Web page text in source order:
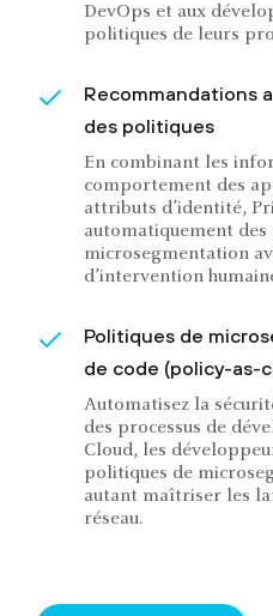
DevOps et aux
politiques de leurs
Recommandations
des politiques
En combinant les
comportement des
attributs d’identité,
automatiquement
microsegmentation
d’intervention
Politiques de
de code (policy-as-
Automatisez la
des processus de
Cloud, les
politiques de
autant maîtriser les
réseau.